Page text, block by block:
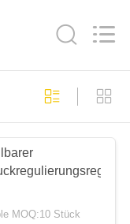
MOQ:10 Stück